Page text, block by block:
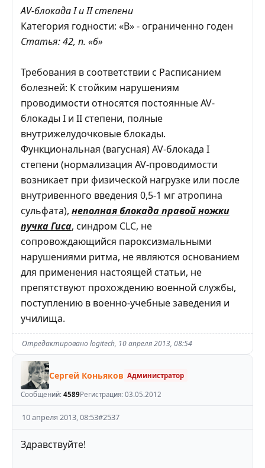
АV-блокада I и II степени
Категория годности: «В» - ограниченно годен
Статья: 42, п. «б»
Требования в соответствии с Расписанием
болезней: К стойким нарушениям
проводимости относятся постоянные AV-
блокады I и II степени, полные
внутрижелудочковые блокады.
Функциональная (вагусная) AV-блокада I
степени (нормализация AV-проводимости
возникает при физической нагрузке или после
внутривенного введения 0,5-1 мг атропина
сульфата), неполная блокада правой ножки
пучка Гиса, синдром CLC, не
сопровождающийся пароксизмальными
нарушениями ритма, не являются основанием
для применения настоящей статьи, не
препятствуют прохождению военной службы,
поступлению в военно-учебные заведения и
училища.
Отредактировано logitech, 10 апреля 2013, 08:54
Сергей Коньяков Администратор
Сообщений: 4589Регистрация: 03.05.2012
10 апреля 2013, 08:53#2537
Здравствуйте!